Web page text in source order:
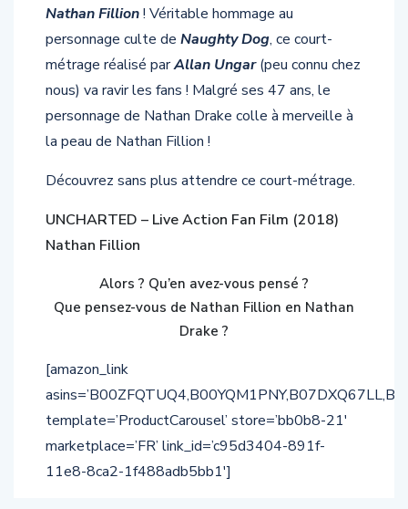
Nathan Fillion! Véritable hommage au
personnage culte de Naughty Dog, ce court-
métrage réalisé parAllan Ungar(peu connu chez
nous) va ravir les fans ! Malgré ses 47 ans, le
personnage de Nathan Drake colle à merveille à
la peau de Nathan Fillion !
Découvrez sans plus attendre ce court-métrage.
UNCHARTED – Live Action Fan Film (2018)
Nathan Fillion
Alors ? Qu’en avez-vous pensé ?
Que pensez-vous de Nathan Fillion en Nathan
Drake ?
[amazon_link
template=’ProductCarousel’ store=’bb0b8-21′
marketplace=’FR’ link_id=’c95d3404-891f-
11e8-8ca2-1f488adb5bb1′]